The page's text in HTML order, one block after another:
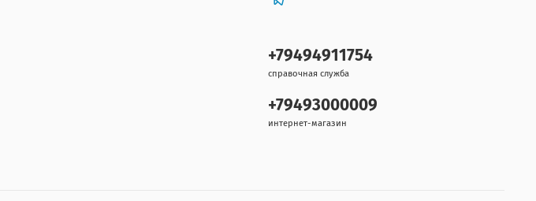
+79494911754
справочная служба
+79493000009
интернет-магазин